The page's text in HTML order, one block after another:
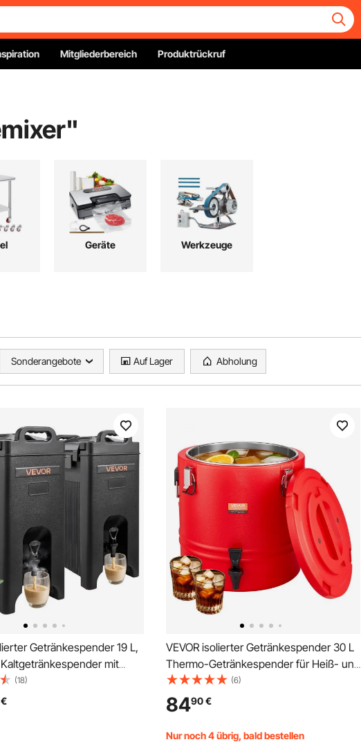
Mitgliederbereich Produktrückruf
"
Geräte Werkzeuge
Sonderangebote Auf Lager Abholung
Getränkespender 19 L,
mit
Griff, lebensmittelechter
Kühler für
in Cafés und
Schwarz
(18)
€
VEVOR isolierter Getränkespender 30 L
Thermo-Getränkespender für Heiß- und
Kaltgetränke mit Zapfhahn,
lebensmittelechter Kühlkrug mit
Innenseite aus 304er-Edelstahl, für Tee
Kaffee Restaurant
(6)
8490€
Nur noch 4 übrig, bald bestellen